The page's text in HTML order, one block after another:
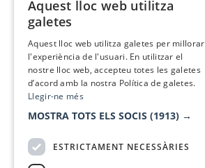
Aquest lloc web utilitza
galetes
Aquest lloc web utilitza galetes per millorar
l'experiència de l'usuari. En utilitzar el
nostre lloc web, accepteu totes les galetes
d’acord amb la nostra Política de galetes.
Llegir-ne més
MOSTRA TOTS ELS SOCIS (1913) →
ESTRICTAMENT NECESSÀRIES